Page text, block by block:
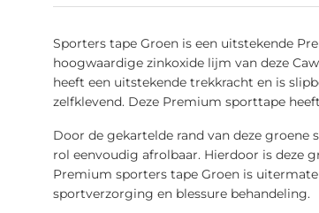
Sporters tape Groen is een uitstekende
hoogwaardige zinkoxide lijm van deze
heeft een uitstekende trekkracht en is
zelfklevend. Deze Premium sporttape
Door de gekartelde rand van deze
rol eenvoudig afrolbaar. Hierdoor is deze
Premium sporters tape Groen is
sportverzorging en blessure behandeling.